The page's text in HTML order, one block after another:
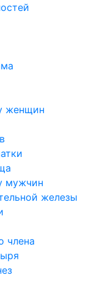
женщин
мужчин
железы
члена